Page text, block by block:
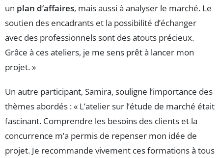
un plan d’affaires, mais aussi à analyser le marché. Le
soutien des encadrants et la possibilité d’échanger
avec des professionnels sont des atouts précieux.
Grâce à ces ateliers, je me sens prêt à lancer mon
projet. »
Un autre participant, Samira, souligne l’importance des
thèmes abordés : « L’atelier sur l’étude de marché était
fascinant. Comprendre les besoins des clients et la
concurrence m’a permis de repenser mon idée de
projet. Je recommande vivement ces formations à tous